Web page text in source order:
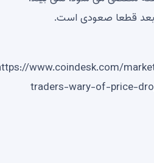
https://www.coindesk.com/
traders-wary-of-price-